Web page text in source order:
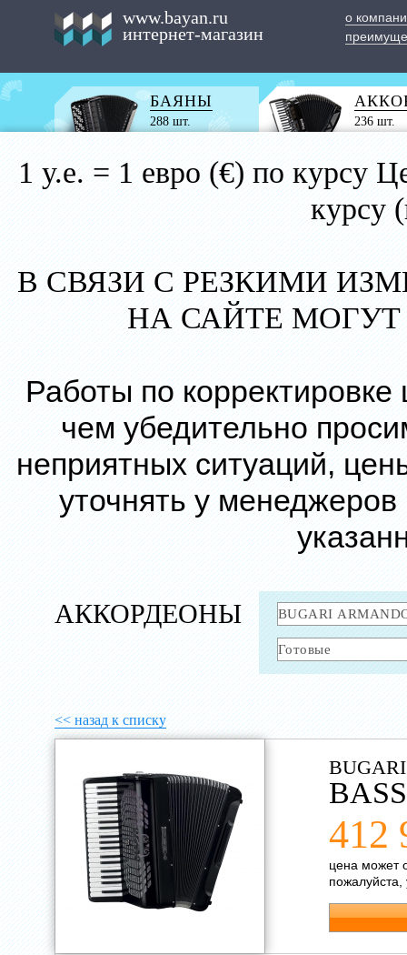
www.bayan.ru
интернет-магазин
о
БАЯНЫ
288 шт. 236 шт.
1 у.е. = 1 евро (€) по курсу
курсу
В СВЯЗИ С РЕЗКИМИ
НА САЙТЕ
Работы по
чем убедительно
неприятных ситуаций,
уточнять у
АККОРДЕОНЫ
<< назад к списку
412
цена может
пожалуйста,